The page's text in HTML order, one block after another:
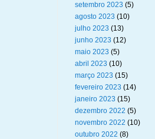
setembro 2023 (5)
agosto 2023 (10)
julho 2023 (13)
junho 2023 (12)
maio 2023 (5)
abril 2023 (10)
março 2023 (15)
fevereiro 2023 (14)
janeiro 2023 (15)
dezembro 2022 (5)
novembro 2022 (10)
outubro 2022 (8)